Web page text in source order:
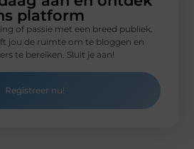
platform
of passie met een breed publiek.
jou de ruimte om te bloggen en
te bereiken. Sluit je aan!
Registreer nu!